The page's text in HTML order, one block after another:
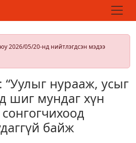
2026/05/20-нд нийтлэгдсэн мэдээ
“Уулыг нурааж, усыг
шиг мундаг хүн
байж